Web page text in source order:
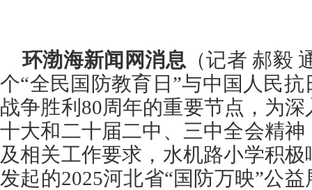
环渤海新闻网消息 （记者 郝毅
个“全民国防教育日”与中国人民
战争胜利80周年的重要节点，为
十大和二十届二中、三中全会精
及相关工作要求，水机路小学积
发起的2025河北省“国防万映”公